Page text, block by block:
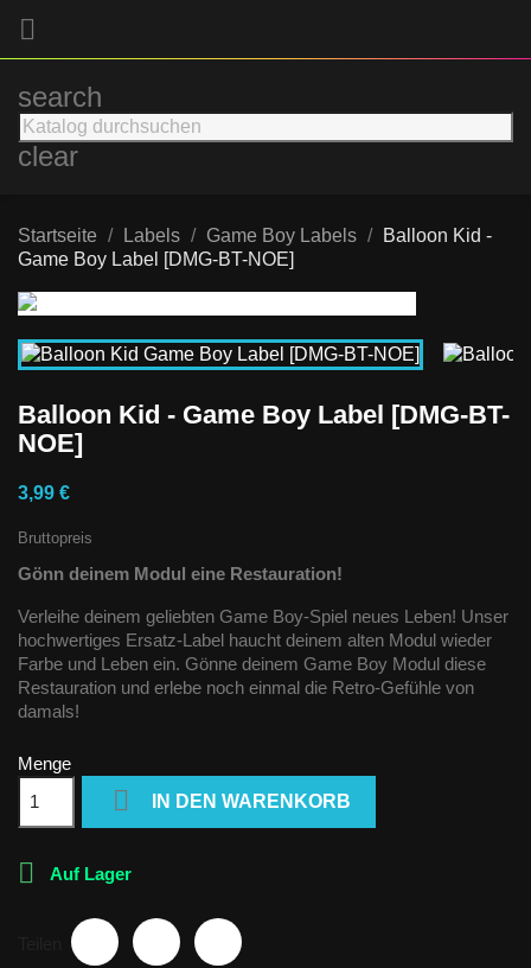

search
clear
Startseite Labels Game Boy Labels
Balloon Kid -
Game Boy Label [DMG-BT-NOE]
Balloon Kid - Game Boy Label [DMG-BT-
NOE]
3,99 €
Bruttopreis
Gönn deinem Modul eine Restauration!
Verleihe deinem geliebten Game Boy-Spiel neues Leben! Unser
hochwertiges Ersatz-Label haucht deinem alten Modul wieder
Farbe und Leben ein. Gönne deinem Game Boy Modul diese
Restauration und erlebe noch einmal die Retro-Gefühle von
damals!
Menge
 IN DEN WARENKORB
 Auf Lager